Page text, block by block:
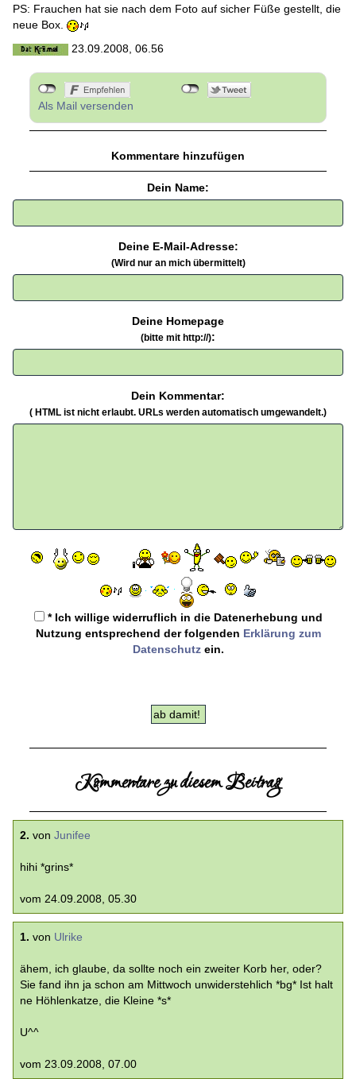
PS: Frauchen hat sie nach dem Foto auf sicher Füße gestellt, die
neue Box.
23.09.2008, 06.56
Als Mail versenden
Kommentare hinzufügen
Dein Name:
Deine E-Mail-Adresse:
(Wird nur an mich übermittelt)
Deine Homepage
(bitte mit http://):
Dein Kommentar:
( HTML ist nicht erlaubt. URLs werden automatisch umgewandelt.)
* Ich willige widerruflich in die Datenerhebung und
Nutzung entsprechend der folgenden Erklärung zum
Datenschutzein.
Kommentare zu diesem Beitrag
2. von Junifee
hihi *grins*
vom 24.09.2008, 05.30
1. von Ulrike
ähem, ich glaube, da sollte noch ein zweiter Korb her, oder?
Sie fand ihn ja schon am Mittwoch unwiderstehlich *bg* Ist halt
ne Höhlenkatze, die Kleine *s*
U^^
vom 23.09.2008, 07.00